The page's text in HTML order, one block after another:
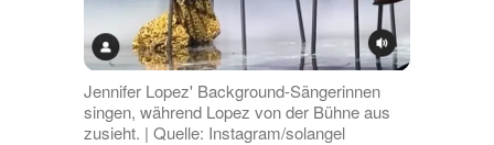
Jennifer Lopez' Background-Sängerinnen
singen, während Lopez von der Bühne aus
zusieht. | Quelle: Instagram/solangel